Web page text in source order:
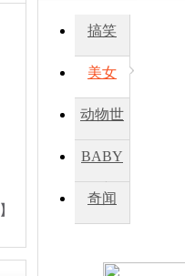
】
搞笑
美女
动物世
BABY
秀
奇闻